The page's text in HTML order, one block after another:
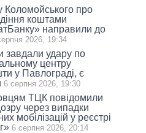
Коломойського про
коштами
направили до
2026, 19:34
завдали удару по
центру
у Павлограді, є
6 серпня 2026, 19:30
ТЦК повідомили
через випадки
мобілізацій у реєстрі
6 серпня 2026, 20:14